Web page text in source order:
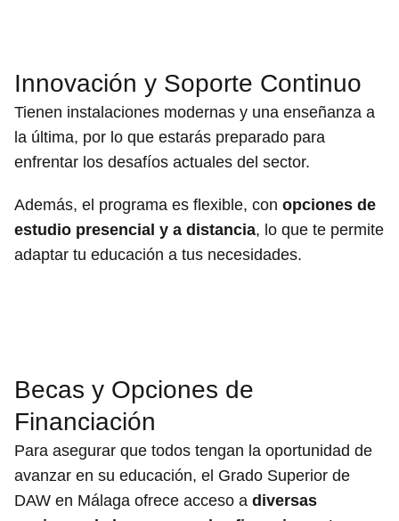
Innovación y Soporte Continuo
Tienen instalaciones modernas y una enseñanza a
la última, por lo que estarás preparado para
enfrentar los desafíos actuales del sector.
Además, el programa es flexible, con opciones de
estudio presencial y a distancia, lo que te permite
adaptar tu educación a tus necesidades.
Becas y Opciones de
Financiación
Para asegurar que todos tengan la oportunidad de
avanzar en su educación, el Grado Superior de
DAW en Málaga ofrece acceso a diversas